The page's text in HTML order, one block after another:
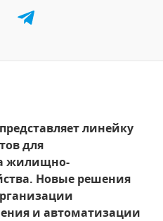
линейку
для
жилищно-
Новые решения
и автоматизации